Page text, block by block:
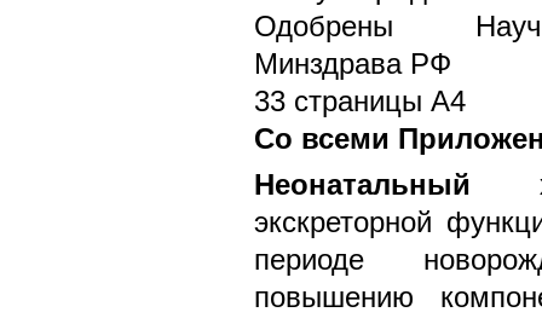
Одобрены
Минздрава РФ
33 страницы А4
Со всеми
Неонатальный
экскреторной
периоде
повышению